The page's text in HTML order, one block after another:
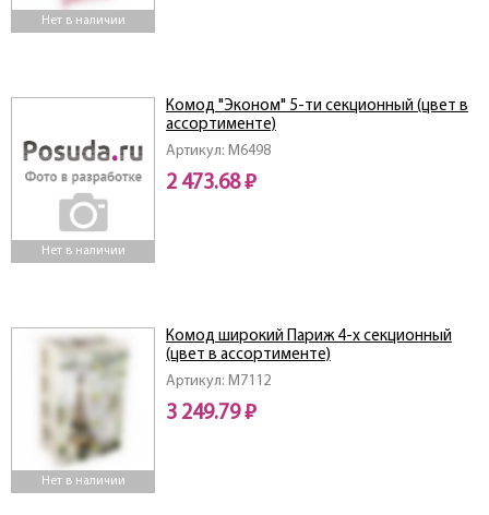
Нет в наличии
Нет в наличии
Артикул: M6498
Комод "Эконом" 5-ти секционный (цвет в
ассортименте)
2 473.68 ₽
Нет в наличии
Артикул: M7112
Комод широкий Париж 4-х секционный
(цвет в ассортименте)
3 249.79 ₽